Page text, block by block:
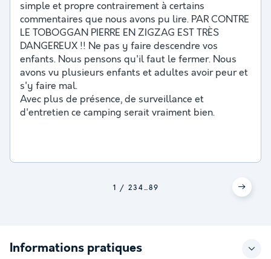
simple et propre contrairement à certains
commentaires que nous avons pu lire. PAR CONTRE
LE TOBOGGAN PIERRE EN ZIGZAG EST TRÈS
DANGEREUX !! Ne pas y faire descendre vos
enfants. Nous pensons qu'il faut le fermer. Nous
avons vu plusieurs enfants et adultes avoir peur et
s'y faire mal.
Avec plus de présence, de surveillance et
d'entretien ce camping serait vraiment bien.
1 23 4...89
Informations pratiques